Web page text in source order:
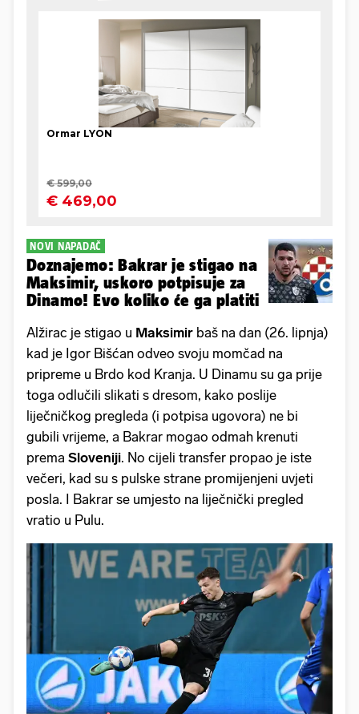
NOVI NAPADAČ
Doznajemo: Bakrar je stigao na
Maksimir, uskoro potpisuje za
Dinamo! Evo koliko će ga platiti
Alžirac je stigao u Maksimir baš na dan (26. lipnja)
kad je Igor Bišćan odveo svoju momčad na
pripreme u Brdo kod Kranja. U Dinamu su ga prije
toga odlučili slikati s dresom, kako poslije
liječničkog pregleda (i potpisa ugovora) ne bi
gubili vrijeme, a Bakrar mogao odmah krenuti
prema Sloveniji. No cijeli transfer propao je iste
večeri, kad su s pulske strane promijenjeni uvjeti
posla. I Bakrar se umjesto na liječnički pregled
vratio u Pulu.